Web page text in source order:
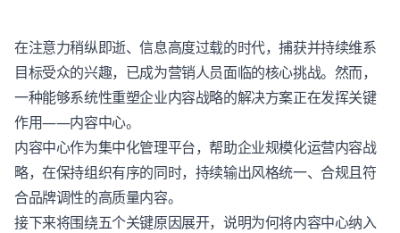
在注意力稍纵即逝、信息高度过载的时代，捕获并持续维系
目标受众的兴趣，已成为营销人员面临的核心挑战。然而，
一种能够系统性重塑企业内容战略的解决方案正在发挥关键
作用——内容中心。
内容中心作为集中化管理平台，帮助企业规模化运营内容战
略，在保持组织有序的同时，持续输出风格统一、合规且符
合品牌调性的高质量内容。
接下来将围绕五个关键原因展开，说明为何将内容中心纳入